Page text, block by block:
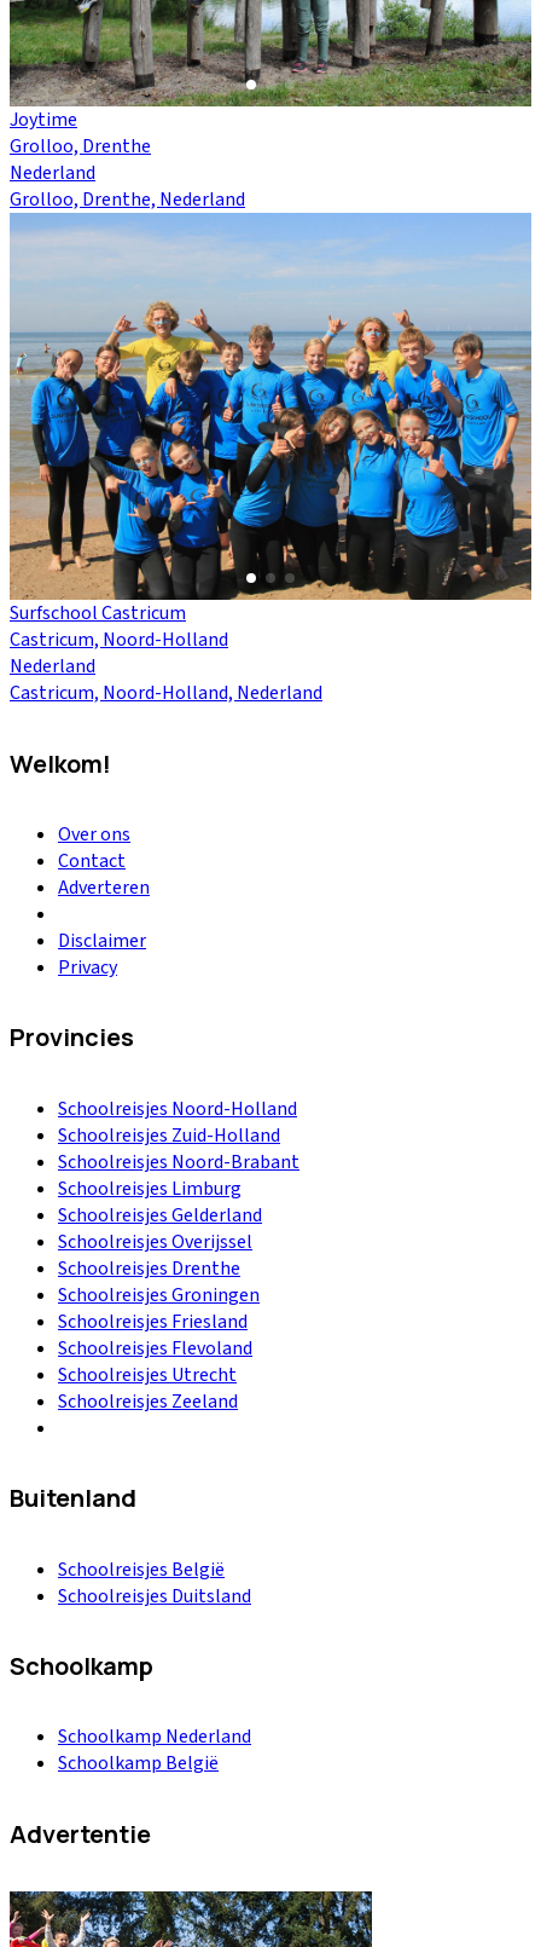
Joytime
Grolloo, Drenthe
Nederland
Grolloo, Drenthe, Nederland
Surfschool Castricum
Castricum, Noord-Holland
Nederland
Castricum, Noord-Holland, Nederland
Welkom!
Over ons
Contact
Adverteren
Disclaimer
Privacy
Provincies
Schoolreisjes Noord-Holland
Schoolreisjes Zuid-Holland
Schoolreisjes Noord-Brabant
Schoolreisjes Limburg
Schoolreisjes Gelderland
Schoolreisjes Overijssel
Schoolreisjes Drenthe
Schoolreisjes Groningen
Schoolreisjes Friesland
Schoolreisjes Flevoland
Schoolreisjes Utrecht
Schoolreisjes Zeeland
Buitenland
Schoolreisjes België
Schoolreisjes Duitsland
Schoolkamp
Schoolkamp Nederland
Schoolkamp België
Advertentie